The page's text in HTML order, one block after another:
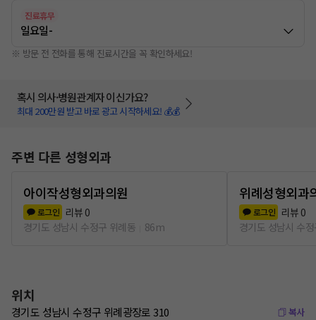
진료휴무
일요일-
※ 방문 전 전화를 통해 진료시간을 꼭 확인하세요!
혹시 의사·병원관계자 이신가요?
최대 200만원 받고 바로 광고 시작하세요! 💰💰
주변 다른 성형외과
아이작성형외과의원
로그인 리뷰 0
경기도 성남시 수정구 위례동
86m
위례성형외과
로그인 리뷰 0
경기도 성남시 수
위치
경기도 성남시 수정구 위례광장로 310 복사